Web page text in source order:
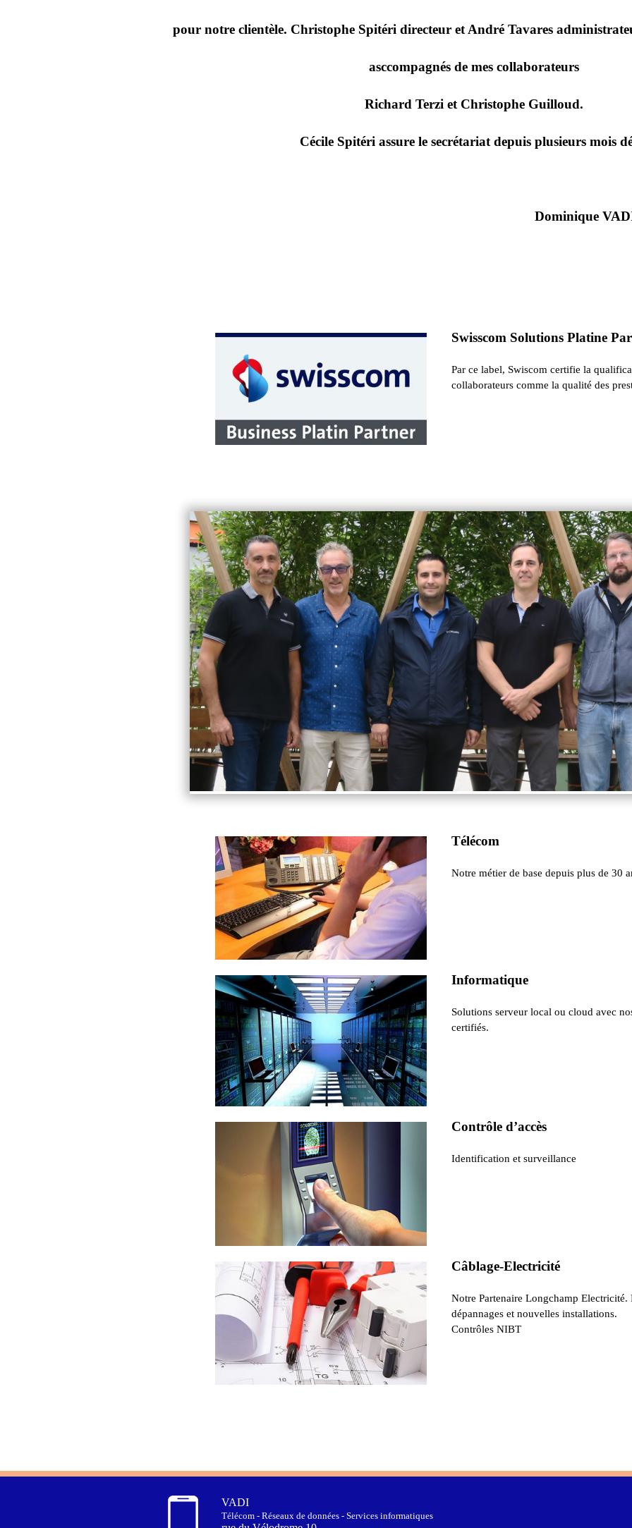
pour notre clientèle. Christophe Spitéri directeur et André Tavares
asccompagnés de mes collaborateurs
Richard Terzi et Christophe Guilloud.
Cécile Spitéri assure le secrétariat depuis plusieurs mois
Dominique
Swisscom Solutions Platine
Par ce label, Swiscom certifie la
collaborateurs comme la qualité des
Télécom
Notre métier de base depuis plus de 30
Informatique
Solutions serveur local ou cloud avec
certifiés.
Contrôle d’accès
Identification et surveillance
Câblage-Electricité
Notre Partenaire Longchamp Electricité.
dépannages et nouvelles installations.
Contrôles NIBT
VADI
Télécom - Réseaux de données - Services informatiques